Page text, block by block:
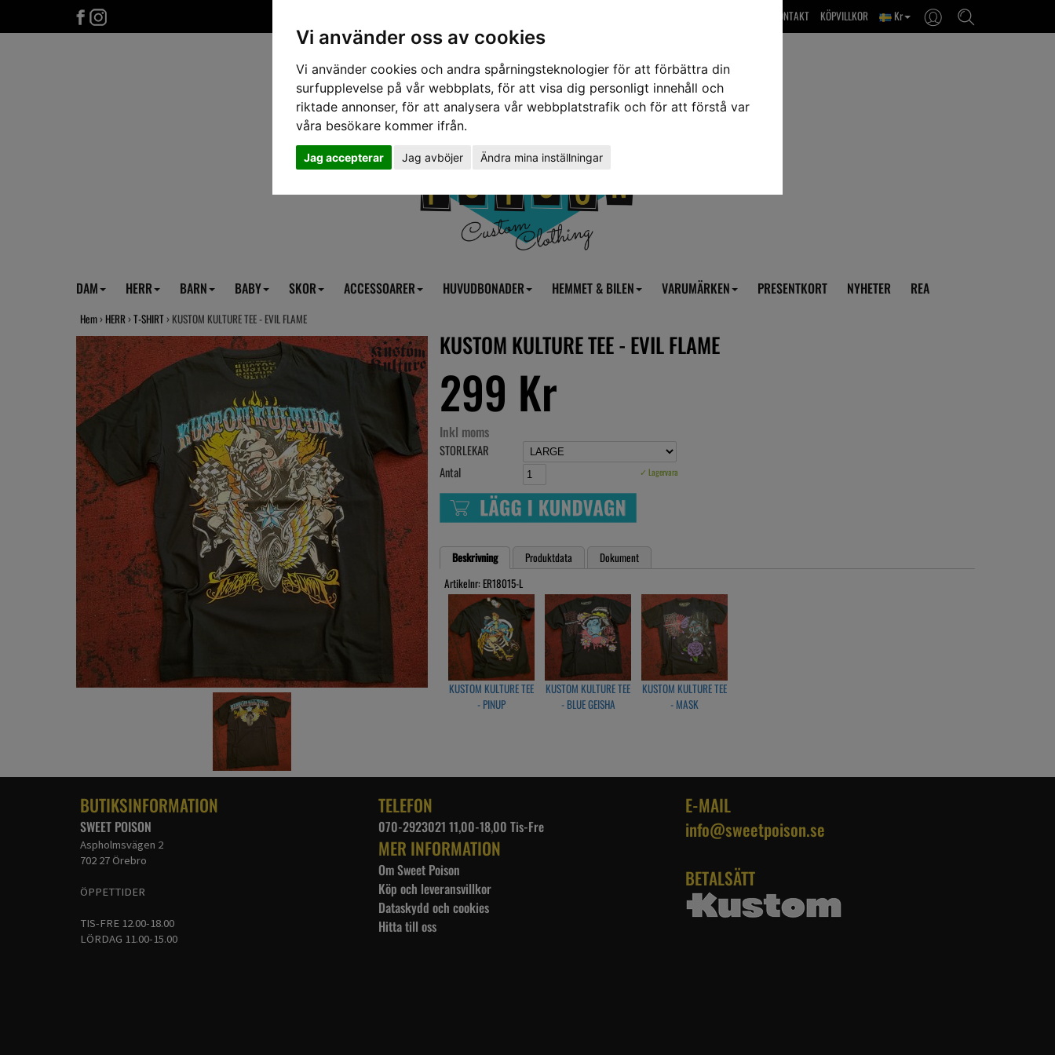
Vi använder oss av cookies
Vi använder cookies och andra spårningsteknologier för att förbättra din
surfupplevelse på vår webbplats, för att visa dig personligt innehåll och
riktade annonser, för att analysera vår webbplatstrafik och för att förstå var
våra besökare kommer ifrån.
Jag accepterar Jag avböjer Ändra mina inställningar
Kr
KÖPVILLKOR
OM OSS & KONTAKT
DAM HERR BARN BABY SKOR ACCESSOARER HUVUDBONADER HEMMET & BILEN VARUMÄRKEN PRESENTKORT NYHETER REA
Hem › HERR ›T-SHIRT › KUSTOM KULTURE TEE - EVIL FLAME
KUSTOM KULTURE TEE - EVIL FLAME
299 Kr
Inkl moms
STORLEKAR
Antal
✓ Lagervara
Beskrivning Produktdata
Dokument
Artikelnr: ER18015-L
KUSTOM KULTURE TEE
- PINUP
KUSTOM KULTURE TEE
- BLUE GEISHA
KUSTOM KULTURE TEE
- MASK
BUTIKSINFORMATION
SWEET POISON
Aspholmsvägen 2
702 27 Örebro
ÖPPETTIDER
TIS-FRE 12.00-18.00
LÖRDAG 11.00-15.00
TELEFON
070-2923021 11,00-18,00 Tis-Fre
MER INFORMATION
Om Sweet Poison
Köp och leveransvillkor
Dataskydd och cookies
Hitta till oss
E-MAIL
info@sweetpoison.se
BETALSÄTT